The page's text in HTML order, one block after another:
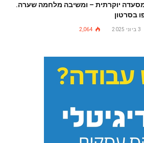
יוקרתית – ומשיבה מלחמה שערה.
בסרטון
3 ביוני 2025 2,064